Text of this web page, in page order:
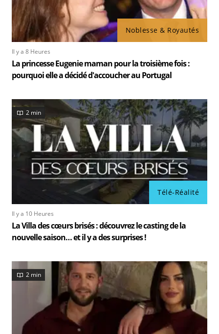
Noblesse & Royautés
Il y a 8 Heures
La princesse Eugenie maman pour la troisième fois :
pourquoi elle a décidé d'accoucher au Portugal
Télé-Réalité
2 min
Il y a 10 Heures
La Villa des cœurs brisés : découvrez le casting de la
nouvelle saison… et il y a des surprises !
2 min